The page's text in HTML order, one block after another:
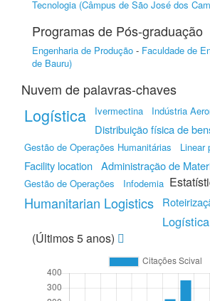
Tecnologia (Câmpus de São José dos
Programas de Pós-graduação
Engenharia de Produção - Faculdade de
de Bauru)
Nuvem de palavras-chaves
Logística Ivermectina Indústria
Distribuição física de
Gestão de Operações Humanitárias Linear
Facility location Administração de
Gestão de Operações Infodemia
Humanitarian Logistics
(Últimos 5 anos)